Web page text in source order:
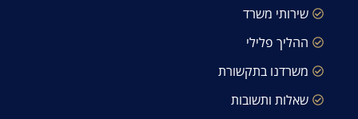
שירותי משרד
ההליך פלילי
משרדנו בתקשורת
שאלות ותשובות